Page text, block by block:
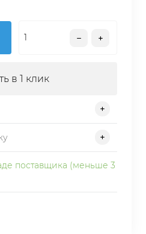
в 1 клик
поставщика (меньше 3